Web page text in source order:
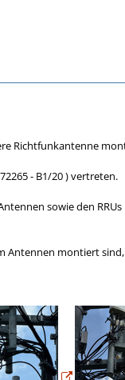
Richtfunkantenne
- B1/20 ) vertreten.
sowie den
Antennen montiert